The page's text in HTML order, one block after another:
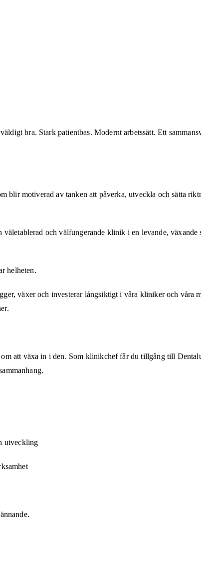
bra. Stark patientbas. Modernt arbetssätt. Ett
blir motiverad av tanken att påverka, utveckla och sätta
och välfungerande klinik i en levande,
helheten.
växer och investerar långsiktigt i våra kliniker och
att växa in i den. Som klinikchef får du tillgång till
utveckling